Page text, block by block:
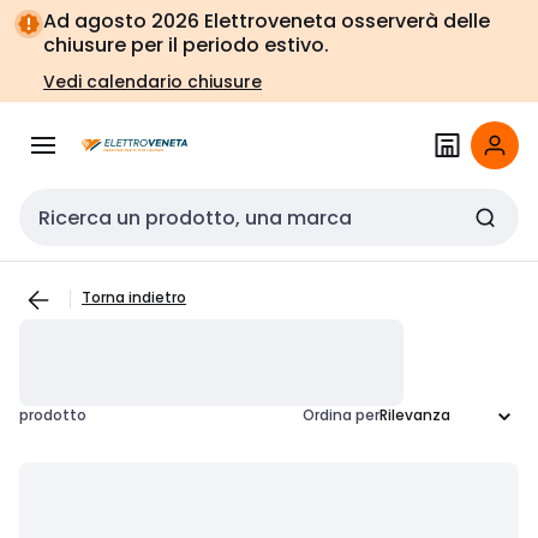
Vai alla
navigazione
Vai
alla
pagina
Ad agosto 2026 Elettroveneta osserverà delle
chiusure per il periodo estivo.
Vedi calendario chiusure
Cerca input
Torna indietro
prodotto Ordina per